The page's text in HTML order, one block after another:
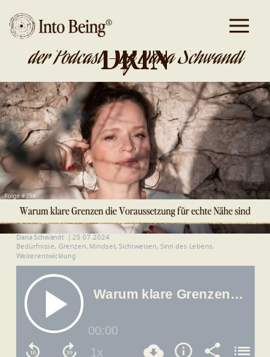
DA IST GOLD
DRIN
der Podcast - by Dana Schwandt
Dana Schwandt
25.07.2024
Bedürfnisse, Grenzen, Mindset,Sichtweisen, Sinn des Lebens,
Weiterentwicklung